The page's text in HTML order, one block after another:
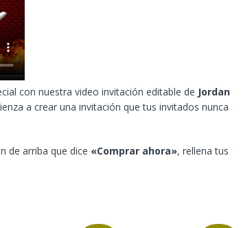
con nuestra video invitación editable de Jordan
a crear una invitación que tus invitados nunca
de arriba que dice «Comprar ahora», rellena tus